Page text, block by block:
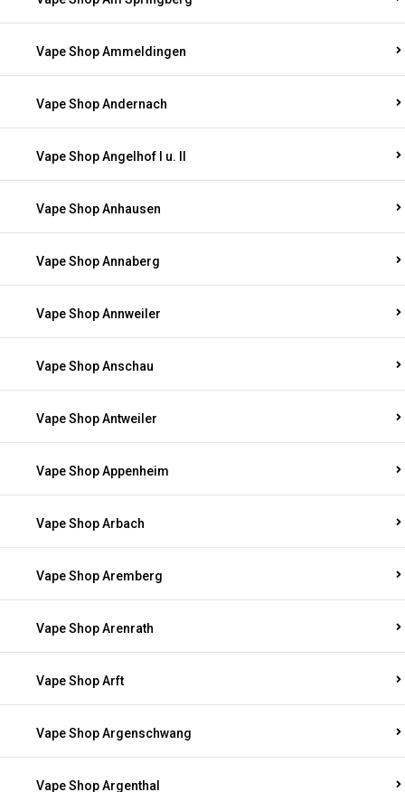
Vape Shop Ammeldingen
Vape Shop Andernach
Vape Shop Angelhof I u. II
Vape Shop Anhausen
Vape Shop Annaberg
Vape Shop Annweiler
Vape Shop Anschau
Vape Shop Antweiler
Vape Shop Appenheim
Vape Shop Arbach
Vape Shop Aremberg
Vape Shop Arenrath
Vape Shop Arft
Vape Shop Argenschwang
Vape Shop Argenthal